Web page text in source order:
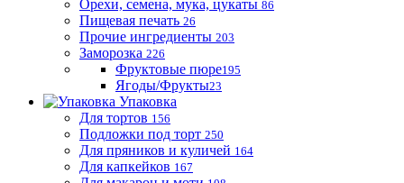
Орехи, семена, мука, цукаты 86
Пищевая печать 26
Прочие ингредиенты 203
Заморозка 226
Фруктовые пюре195
Ягоды/Фрукты23
Упаковка
Для тортов 156
Подложки под торт 250
Для пряников и куличей 164
Для капкейков 167